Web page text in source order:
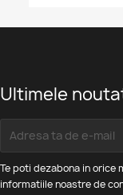
Ultimele
Te poti dezabona in orice
informatiile noastre de